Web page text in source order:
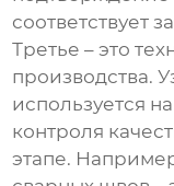
соответствует
Третье – это
производства.
используется
контроля
этапе.